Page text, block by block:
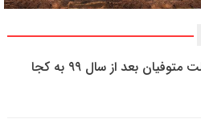
انتقال سهام عدالت متوفیان بعد از سال ۹۹ به کجا